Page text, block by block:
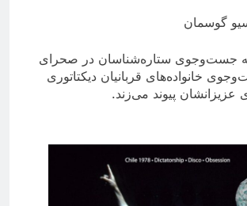
گوسمان
جست‌وجوی ستاره‌شناسان در صحرای
خانواده‌های قربانیان دیکتاتوری
عزیزانشان پیوند می‌زند.